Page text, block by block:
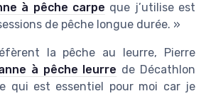
à pêche carpe que j’utilise est
de pêche longue durée. »
la pêche au leurre, Pierre
à pêche leurre de Décathlon
qui est essentiel pour moi car je